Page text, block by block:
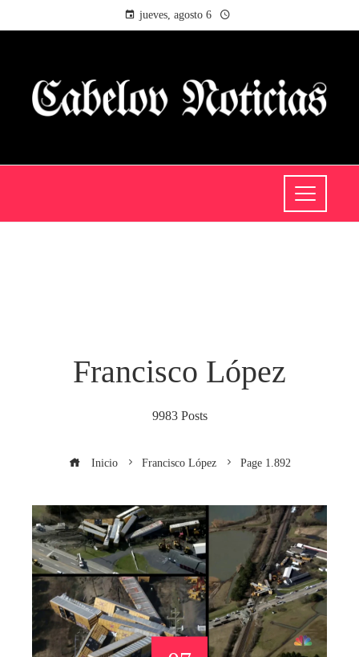
jueves, agosto 6
Francisco López
9983 Posts
Inicio Francisco López Page 1.892